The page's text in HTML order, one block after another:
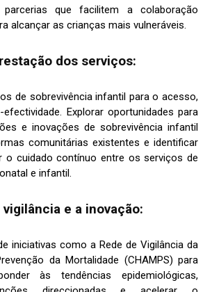
que facilitem a colaboração
alcançar as crianças mais vulneráveis.
dos serviços:
de sobrevivência infantil para o acesso,
Explorar oportunidades para
e inovações de sobrevivência infantil
comunitárias existentes e identificar
o cuidado contínuo entre os serviços de
e infantil.
e a inovação:
iniciativas como a Rede de Vigilância da
da Mortalidade (CHAMPS) para
às tendências epidemiológicas,